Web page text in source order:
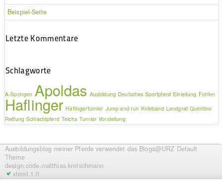
Beispiel-Seite
Letzte Kommentare
Schlagworte
A-Springen Apoldas Ausbildung Deutsches Sportpferd Einleitung Fohlen
Haflinger Haflingerturnier Jump and run Knieband Landgraf Quentino
Rettung Schlachtpferd Teicha Turnier Vorstellung
Ausbildungsblog meiner Pferde verwendet das Blogs@URZ Default
Theme
design.code.matthias.kretschmann
xhtml 1.0